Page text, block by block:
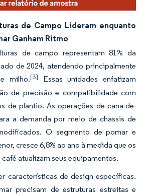
de Campo Lideram enquanto
Ganham Ritmo
de campo representam 81% da
de 2024, atendendo principalmente
milho.[3]
Essas unidades enfatizam
de precisão e compatibilidade com
de plantio. As operações de cana-de-
a demanda por meio de chassis de
O segmento de pomar e
cresce 6,8% ao ano à medida que os
atualizam seus equipamentos.
características de design específicas.
precisam de estruturas estreitas e